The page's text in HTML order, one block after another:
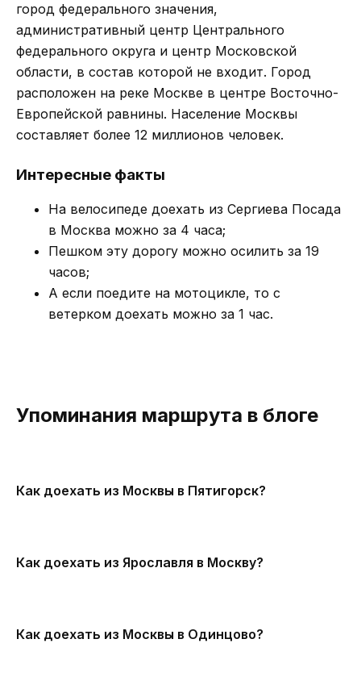
город федерального значения,
административный центр Центрального
федерального округа и центр Московской
области, в состав которой не входит. Город
расположен на реке Москве в центре Восточно-
Европейской равнины. Население Москвы
составляет более 12 миллионов человек.
Интересные факты
На велосипеде доехать из Сергиева Посада
в Москва можно за 4 часа;
Пешком эту дорогу можно осилить за 19
часов;
А если поедите на мотоцикле, то с
ветерком доехать можно за 1 час.
Упоминания маршрута в блоге
Как доехать из Москвы в Пятигорск?
Как доехать из Ярославля в Москву?
Как доехать из Москвы в Одинцово?